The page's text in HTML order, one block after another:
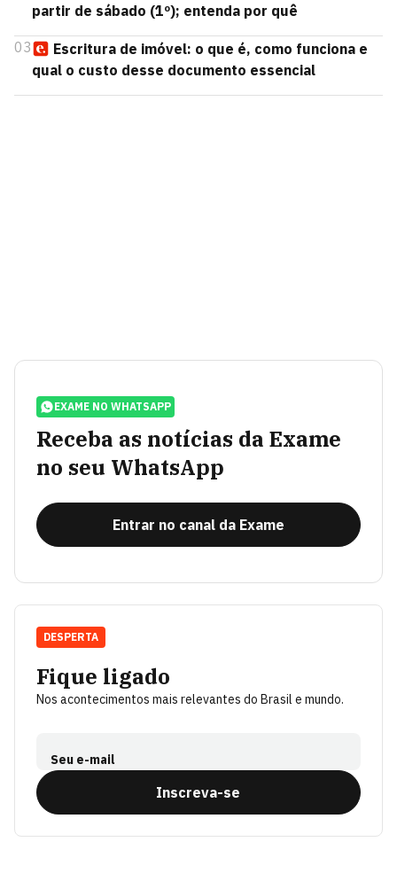
partir de sábado (1º); entenda por quê
03
Escritura de imóvel: o que é, como funciona e
qual o custo desse documento essencial
EXAME NO WHATSAPP
Receba as notícias da Exame
no seu WhatsApp
Entrar no canal da Exame
Fique ligado
Nos acontecimentos mais relevantes do Brasil e mundo.
Seu e-mail
Inscreva-se
DESPERTA